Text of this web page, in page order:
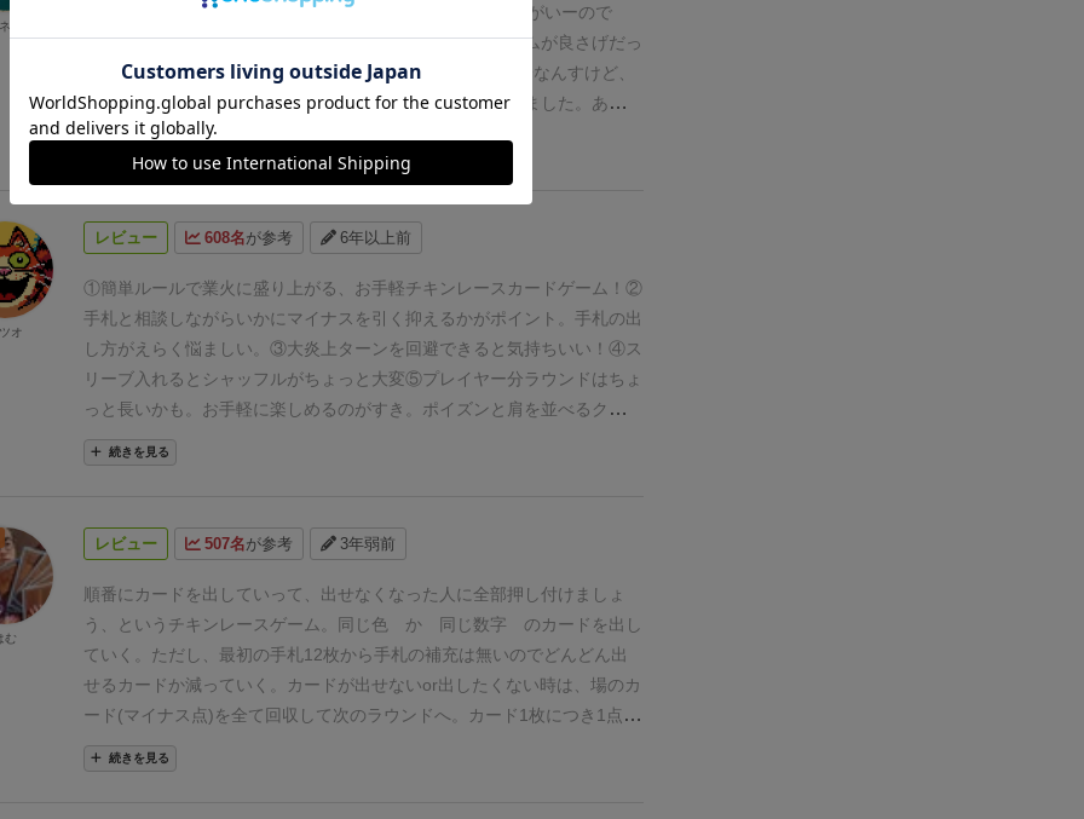
さないことを選んだプレイヤー（可否の宣言の必要はない）が、それまで
に出たカードを全て引き取ります。引き取ったカードは一枚につき1失点
となりますが、赤いカードだけは書かれた数字がそのまま失点となってし
まいます。出せるカードには限界があるので、プレイヤーは大きな失点と
なる赤いカードをいかに引き取らないよう手札を管理するか、が最大の注
意点になってきます。赤カードをいかに回避するか。あるいは、手札の赤
カードをどう相手に押し付けるか。お互いの手札を読み合いながら、決定
的な勝負に打って出る感覚などはとても刺激的で、なかなかクセになる味
わいです。 誰かの手札が無くなるまでラウンドを行い、人数分のラウンド
を行ったらゲーム終了です。失点が一番少ない人が勝者となります。
本作
のいい所は、手札の良し悪しがそれ程重要ではなく、相手の手を読んで行
うプレイングに重点があるところだと思います。 「次の手番で自分は出せ
なくなるので、カードを上乗せされる前に引き取っておこう」とか、「も
うあの数字は出せないはずだから赤を出して勝負をかけよう」など、読み
の上質なゲームだなという印象を受けます。
が、失点の管理に一人あたり50点くらい記録できる紙やチップがあった
方がいいです。
カードは赤だけ刺激的な絵柄が描かれていて、出た時に
「ヤバいぞ」と視覚的に分かりやすくなっているのが特徴ですね。
あんま
り刺激的なので子供と遊ぶのには向かないですが、そもそも子供が勝てる
ゲーム性ではないので、その辺は問題ないかなと思っています。子供と遊
ぶのに適切なカードゲームも山ほどあるので、選択に困ることは無いはず
かつ、プレイングの結果も出やすい大人のゲームだと思います。
とかUNOみたいなお手軽に簡単で、
チョー盛り上がるヤツがいーので
す。ボドゲーマのレビューとかチラ見してたら、このゲームが良さげだっ
たので、今回、友人達と5人でプレイしました。
んで、結論なんすけど、
パーフェクトにオープニングゲームで、めちゃ盛り上がりました。あざー
す。みなさんのレビューとかで、
その場がもっとヤバくなるってのが印象にあったんですが、
プレイの熱量が急上昇する感じ。1〜5のそれぞれが5色あるカードが、
4枚ずつありまして、(色は緑に黄色、青、黒、赤)
配られてゲームスタート。
まず親が1枚出し、以降は親の出したカードと
色か数字が同じカードを出し続けるゲームです。 んで、出せない又は出し
たくない人が親のカードを含む場に出された全カードを引取ります。(引
取れば手札とは別にまとめて保持)その人が次の親となり、また最初のカ
ードをプレイしてゲームを続け、 そして誰かの手札全てがなくなればラウ
ンド終了で点数計算となります。
は、手札を出し切った者が勝利とか有利とかではない点です。
しかも得点が低い方が勝ちです。ラウンドが終わると、
枚につき1点を得ます。点数が低い方が勝ちなので、これはマイナス点で
す。で、また全員にカードを配りなおし、 次のラウンドを始めます。
プレ
イヤー人数分のラウンド終了後、 一番トータル得点が低い者が優勝です。
さて、皆さんが恐れる赤いカードなんですが、赤いカードも他のカード同
様、
色と数字で同じように機能します。 ただし引取った時だけ、他は1枚
でマイナス1点なのに、赤だけは書かれた数字がそのまんまマイナス点に
プレイすればわかりますが、
ード
レビュー 608名が参考 6年以上前
①簡単ルールで業火に盛り上がる、お手軽チキンレースカードゲーム！②
手札と相談しながらいかにマイナスを引く抑えるかがポイント。手札の出
し方がえらく悩ましい。③大炎上ターンを回避できると気持ちいい！④ス
リーブ入れるとシャッフルがちょっと大変⑤プレイヤー分ラウンドはちょ
っと長いかも。お手軽に楽しめるのがすき。 ポイズンと肩を並べるクニツ
ィア先生の名作カードゲーム。人数も幅広いのでシーン問わずおすすめで
す。
続きを見る
オ
レビュー 507名が参考 3年弱前
順番にカードを出していって、出せなくなった人に全部押し付けましょ
う、というチキンレースゲーム。
同じ色 か 同じ数字 のカードを出し
ていく。 ただし、最初の手札12枚から手札の補充は無いのでどんどん出
せるカードか減っていく。
カードが出せないor出したくない時は、場のカ
ード(マイナス点)を全て回収して次のラウンドへ。
カード1枚につき1点の
減点。だが、赤いカードは書いている数字分のマイナスに(°_°)
ードがあっても早めに切り上げて回収するか、積みに積んで誰かに押し付
続きを見る
む